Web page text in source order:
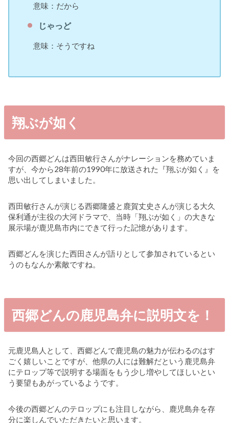
意味：だから
じゃっど
意味：そうですね
翔ぶが如く
今回の西郷どんは西田敏行さんがナレーションを務めていま
すが、今から28年前の1990年に放送された『翔ぶが如く』を
思い出してしまいました。
西田敏行さんが演じる西郷隆盛と鹿賀丈史さんが演じる大久
保利通が主役の大河ドラマで、当時「翔ぶが如く」の大きな
展示場が鹿児島市内にできて行った記憶があります。
西郷どんを演じた西田さんが語りとして参加されているとい
うのもなんか素敵ですね。
西郷どんの鹿児島弁に説明文を！
元鹿児島人として、西郷どんで鹿児島の魅力が伝わるのはす
ごく嬉しいことですが、他県の人には難解だという鹿児島弁
にテロップ等で説明する場面をもう少し増やしてほしいとい
う要望もあがっているようです。
今後の西郷どんのテロップにも注目しながら、鹿児島弁を存
分に楽しんでいただきたいと思います。